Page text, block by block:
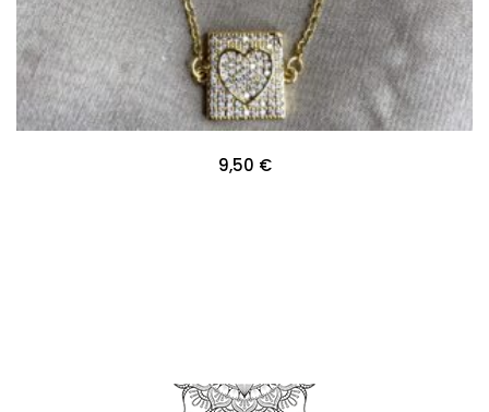
9,50 €